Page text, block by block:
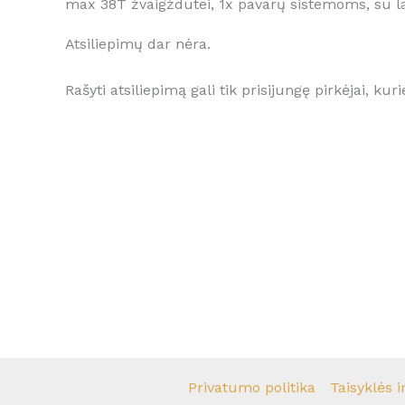
max 38T žvaigždutei, 1x pavarų sistemoms, su
Atsiliepimų dar nėra.
Rašyti atsiliepimą gali tik prisijungę pirkėjai,
Privatumo politika Taisyklės